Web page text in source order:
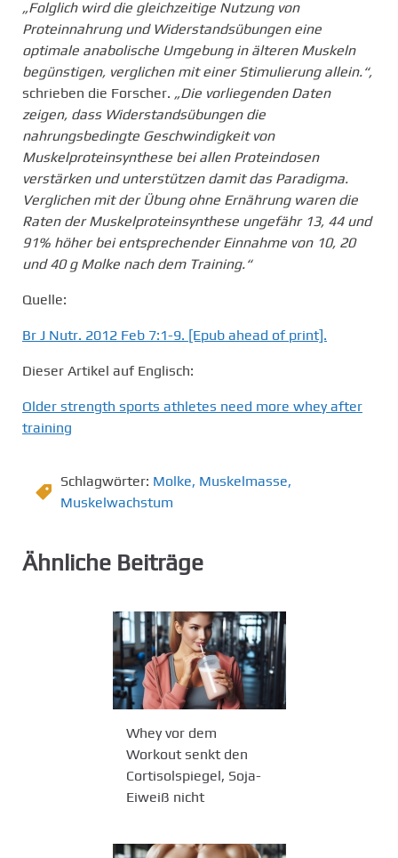
„Folglich wird die gleichzeitige Nutzung von
Proteinnahrung und Widerstandsübungen eine
optimale anabolische Umgebung in älteren Muskeln
begünstigen, verglichen mit einer Stimulierung allein.“,
schrieben die Forscher. „Die vorliegenden Daten
zeigen, dass Widerstandsübungen die
nahrungsbedingte Geschwindigkeit von
Muskelproteinsynthese bei allen Proteindosen
verstärken und unterstützen damit das Paradigma.
Verglichen mit der Übung ohne Ernährung waren die
Raten der Muskelproteinsynthese ungefähr 13, 44 und
91% höher bei entsprechender Einnahme von 10, 20
und 40 g Molke nach dem Training.“
Quelle:
Br J Nutr. 2012 Feb 7:1-9. [Epub ahead of print].
Dieser Artikel auf Englisch:
Older strength sports athletes need more whey after
training
Schlagwörter: Molke, Muskelmasse,
Muskelwachstum
Ähnliche Beiträge
Whey vor dem
Workout senkt den
Cortisolspiegel, Soja-
Eiweiß nicht